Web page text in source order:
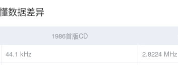
数据差异
1986首版CD
44.1 kHz
2.8224 MHz